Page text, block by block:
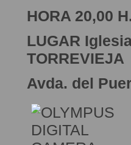
HORA 20,00
LUGAR
TORREVIEJA
Avda. del